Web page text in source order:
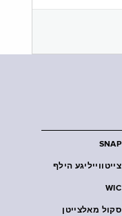
SNAP
צייטווייליגע הילף
WIC
סקול מאלצייטן